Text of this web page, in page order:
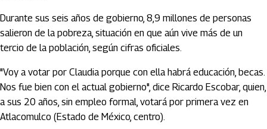
Durante sus seis años de gobierno, 8,9 millones de personas
salieron de la pobreza, situación en que aún vive más de un
tercio de la población, según cifras oficiales.
"Voy a votar por Claudia porque con ella habrá educación, becas.
Nos fue bien con el actual gobierno", dice Ricardo Escobar, quien,
a sus 20 años, sin empleo formal, votará por primera vez en
Atlacomulco (Estado de México, centro).